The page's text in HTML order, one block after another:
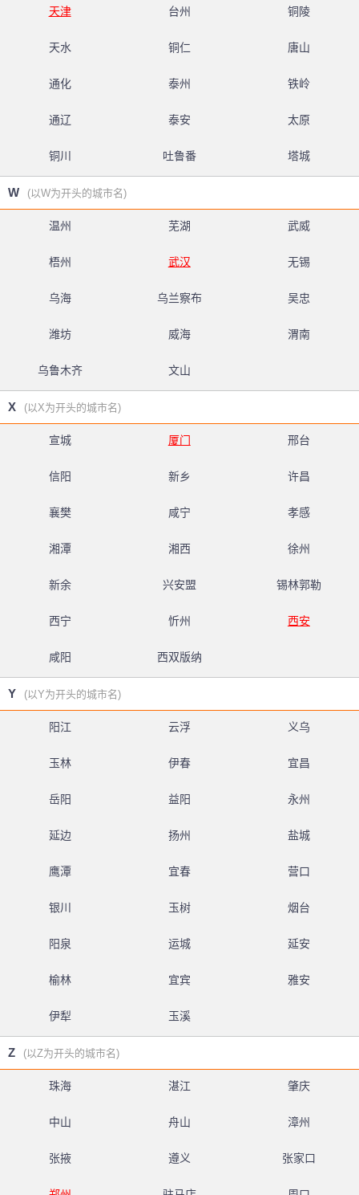
天津 台州 铜陵
天水 铜仁 唐山
通化 泰州 铁岭
通辽 泰安 太原
铜川 吐鲁番 塔城
W (以W为开头的城市名)
温州 芜湖 武威
梧州 武汉 无锡
乌海 乌兰察布 吴忠
潍坊 威海 渭南
乌鲁木齐 文山
X (以X为开头的城市名)
宣城 厦门 邢台
信阳 新乡 许昌
襄樊 咸宁 孝感
湘潭 湘西 徐州
新余 兴安盟 锡林郭勒
西宁 忻州 西安
咸阳 西双版纳
Y (以Y为开头的城市名)
阳江 云浮 义乌
玉林 伊春 宜昌
岳阳 益阳 永州
延边 扬州 盐城
鹰潭 宜春 营口
银川 玉树 烟台
阳泉 运城 延安
榆林 宜宾 雅安
伊犁 玉溪
Z (以Z为开头的城市名)
珠海 湛江 肇庆
中山 舟山 漳州
张掖 遵义 张家口